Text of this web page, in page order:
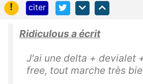
!
citer
Ridiculous a écrit
J'ai une delta + devialet
free, tout marche très